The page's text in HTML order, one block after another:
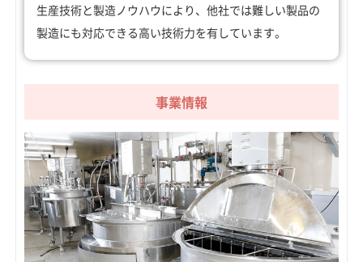
生産技術と製造ノウハウにより、他社では難しい製品の
製造にも対応できる高い技術力を有しています。
事業情報